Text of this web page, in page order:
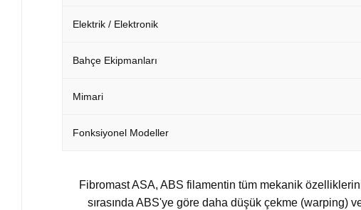
Elektrik / Elektronik
Bahçe Ekipmanları
Mimari
Fonksiyonel Modeller
Fibromast ASA, ABS filamentin tüm mekanik
sırasında ABS'ye göre daha düşük çekme (warping)